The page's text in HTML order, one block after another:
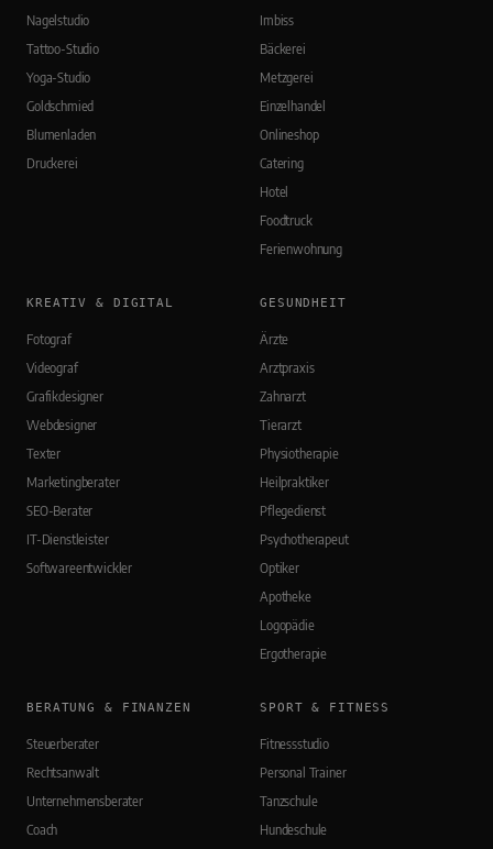
Nagelstudio
Tattoo-Studio
Yoga-Studio
Goldschmied
Blumenladen
Druckerei
Imbiss
Bäckerei
Metzgerei
Einzelhandel
Onlineshop
Catering
Hotel
Foodtruck
Ferienwohnung
KREATIV & DIGITAL
Fotograf
Videograf
Grafikdesigner
Webdesigner
Texter
Marketingberater
SEO-Berater
IT-Dienstleister
Softwareentwickler
GESUNDHEIT
Ärzte
Arztpraxis
Zahnarzt
Tierarzt
Physiotherapie
Heilpraktiker
Pflegedienst
Psychotherapeut
Optiker
Apotheke
Logopädie
Ergotherapie
BERATUNG & FINANZEN
Steuerberater
Rechtsanwalt
Unternehmensberater
Coach
SPORT & FITNESS
Fitnessstudio
Personal Trainer
Tanzschule
Hundeschule